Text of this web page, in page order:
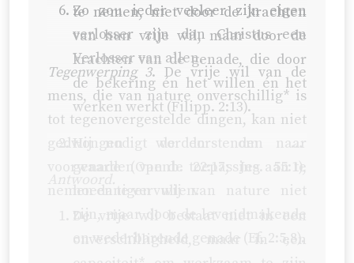
Zo zou ieder veeleer zijn eigen
verlosser zijn dan Christus een
Verlosser van allen.
te nemen, niet door de krachten
van hun vrije wil, maar door de
krachten van de genade, die door
de bekering én het willen én het
werken werkt (Filipp. 2:13).
Hij nodigt de dorstenden naar
Tegenwerping 3. De vrije wil van de
mens, die van nature onverschillig* is
tot tegenovergestelde dingen, kan niet
gedwongen worden om de